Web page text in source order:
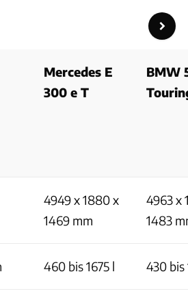
Mercedes E
300 e T
BMW
4949 x 1880 x
1469 mm
4963 x
1483
460 bis 1675 l 430 bis